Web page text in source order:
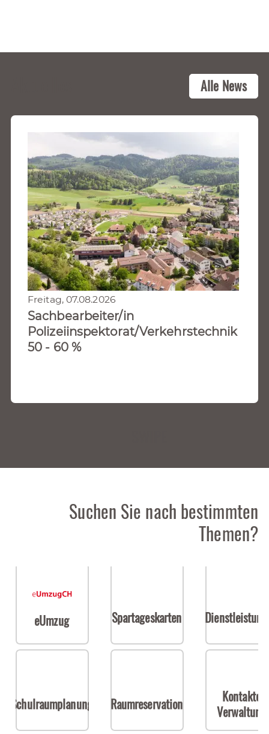
Alle News
Freitag, 07.08.2026
Sachbearbeiter/in
Polizeiinspektorat/Verkehrstechnik
50 - 60 %
Suchen Sie nach bestimmten
Themen?
eUmzug
Schulraumplanung
Spartageskarten
Raumreservation
Kontakte
Verwaltung